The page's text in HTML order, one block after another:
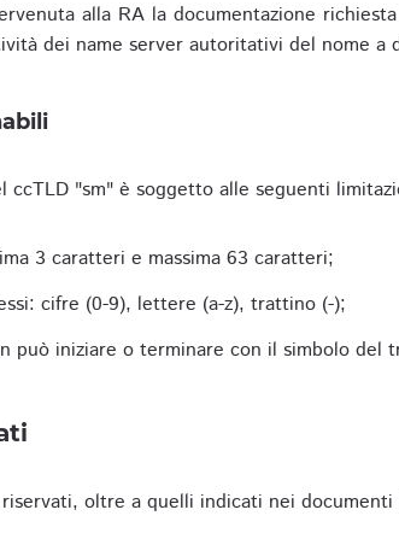
alla RA la documentazione
dei name server autoritativi del nome a
ccTLD "sm" è soggetto alle seguenti
3 caratteri e massima 63 caratteri;
cifre (0-9), lettere (a-z), trattino (-);
può iniziare o terminare con il simbolo del
oltre a quelli indicati nei